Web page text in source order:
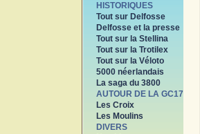
HISTORIQUES
Tout sur Delfosse
Delfosse et la presse
Tout sur la Stellina
Tout sur la Trotilex
Tout sur la Véloto
5000 néerlandais
La saga du 3800
AUTOUR DE LA GC17
Les Croix
Les Moulins
DIVERS